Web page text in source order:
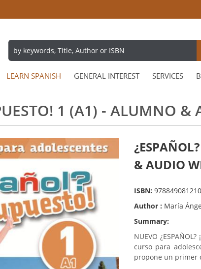
LEARN SPANISH GENERAL INTEREST SERVICES
1 (A1) - ALUMNO &
& AUDIO
ISBN:
Author : María
Summary:
NUEVO
curso para
propone un primer